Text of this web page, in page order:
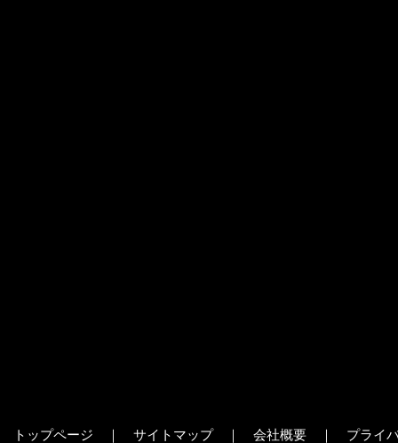
トップページ ｜ サイトマップ｜ 会社概要 ｜ プライ